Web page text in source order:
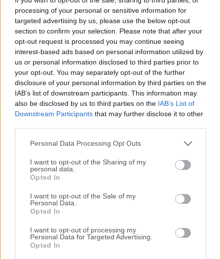
processing of your personal or sensitive information for
targeted advertising by us, please use the below opt-out
section to confirm your selection. Please note that after your
opt-out request is processed you may continue seeing
interest-based ads based on personal information utilized by
us or personal information disclosed to third parties prior to
your opt-out. You may separately opt-out of the further
disclosure of your personal information by third parties on the
IAB’s list of downstream participants. This information may
also be disclosed by us to third parties on the IAB’s List of
Downstream Participants that may further disclose it to other
Personal Data Processing Opt Outs
I want to opt-out of the Sharing of my
personal data.
Opted In
I want to opt-out of the Sale of my
Personal Data.
Opted In
I want to opt-out of processing my
Personal Data for Targeted Advertising.
Opted In
vivo, reuniones web, y así sucesivamente. Puedes capturar
tu actividad en pantalla completa o dentro de una región
personalizada y específicamente establecida en tu pantalla
junto con el audio, y tiene una gran capacidad para
mantener los videos sincronizados con el audio.Además,
grabar la webcam o capturar la pantalla junto con la
webcam también es factible, y puedes grabar un chat de
video o hacer un video tutorial con este software de
grabación de pantalla.Aparte de las funciones anteriores,
ApowerREC para macOS también incluye otras
características sencillas pero destacadas, como la barra de
herramientas superpuesta ...Lee mas »